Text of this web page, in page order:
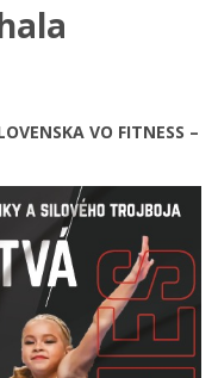
VO FITNESS –